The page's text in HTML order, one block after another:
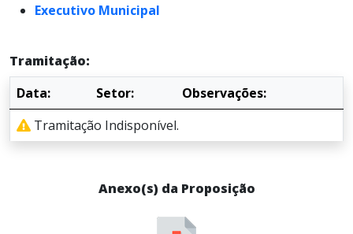
Executivo Municipal
Tramitação:
Data:
Setor:
Observações:
Tramitação Indisponível.
Anexo(s) da Proposição